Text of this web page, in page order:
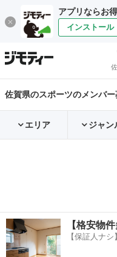
アプリならお
インストール
佐賀県のスポーツのメンバー
エリア ジャン
【格安物
【保証人ナ